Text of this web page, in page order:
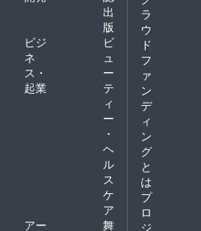
出
版
ビジ
ネ
ス・
起業
ビ
ュ
ー
テ
ィ
ー
・
ヘ
ル
ス
ケ
ア
アー
舞
ラ
ウ
ド
フ
ァ
ン
デ
ィ
ン
グ
と
は
プ
ロ
ジ